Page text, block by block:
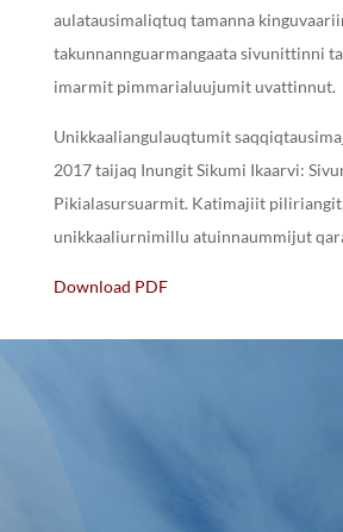
aulatausimaliqtuq tamanna
takunnannguarmangaata sivunittinni
imarmit pimmarialuujumit uvattinnut.
Unikkaaliangulauqtumit
2017 taijaq Inungit Sikumi Ikaarvi:
Pikialasursuarmit. Katimajiit piliriangit,
unikkaaliurnimillu atuinnaummijut
Download PDF